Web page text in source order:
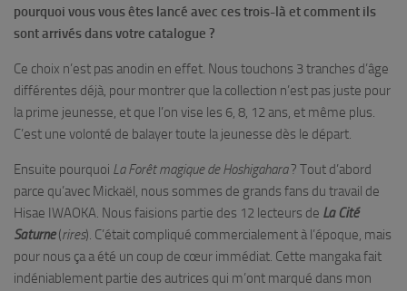
pourquoi vous vous êtes lancé avec ces trois-là et comment ils
sont arrivés dans votre catalogue ?
Ce choix n’est pas anodin en effet. Nous touchons 3 tranches d’âge
différentes déjà, pour montrer que la collection n’est pas juste pour
la prime jeunesse, et que l’on vise les 6, 8, 12 ans, et même plus.
C’est une volonté de balayer toute la jeunesse dès le départ.
Ensuite pourquoi LaForêt magique de Hoshigahara? Tout d’abord
parce qu’avec Mickaël, nous sommes de grands fans du travail de
Hisae IWAOKA. Nous faisions partie des 12 lecteurs de La Cité
Saturne(rires). C’était compliqué commercialement à l’époque, mais
pour nous ça a été un coup de cœur immédiat. Cette mangaka fait
indéniablement partie des autrices qui m’ont marqué dans mon